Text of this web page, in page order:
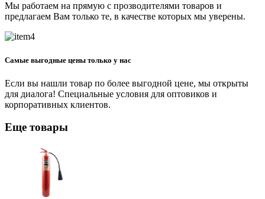
Мы работаем на прямую с прозводителями товаров и
предлагаем Вам только те, в качестве которых мы уверены.
Самые выгодные цены только у нас
Если вы нашли товар по более выгодной цене, мы открыты
для диалога! Специальные условия для оптовиков и
корпоративных клиентов.
Еще товары